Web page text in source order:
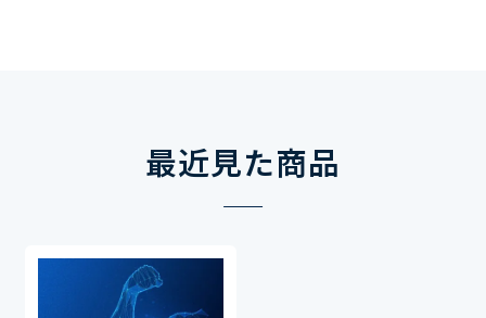
最近見た商品